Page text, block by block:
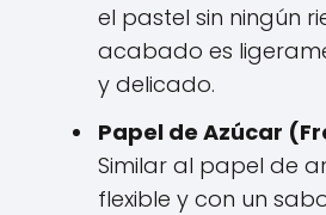
el pastel sin ningún
acabado es
y delicado.
Papel de Azúcar
Similar al papel de
flexible y con un